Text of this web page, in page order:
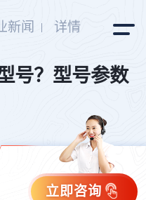
新闻 详情
号？型号参数
立即咨询